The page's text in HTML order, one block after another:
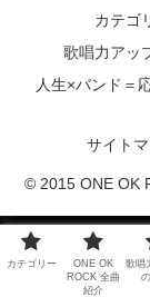
カテゴ
歌唱力アッ
人生×バンド＝
サイト
© 2015 ONE OK
カテゴリー
ONE OK
ROCK 全曲
紹介
歌唱